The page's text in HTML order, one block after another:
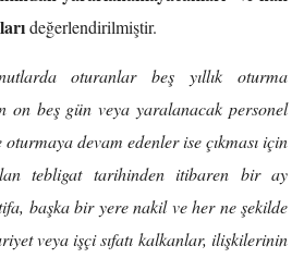
değerlendirilmiştir.
oturanlar beş yıllık oturma
on beş gün veya yaralanacak personel
devam edenler ise çıkması için
tebligat tarihinden itibaren bir ay
başka bir yere nakil ve her ne şekilde
veya işçi sıfatı kalkanlar, ilişkilerinin